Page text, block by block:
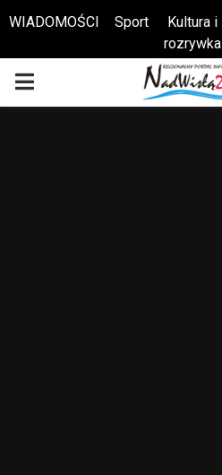
Otwórz pasek narzędzi
WIADOMOŚCI Sport
Kultura i
rozrywka
PRIMARY